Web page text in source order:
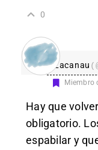
0
Lacanau
Miembro
Hay que
obligatorio.
espabilar y